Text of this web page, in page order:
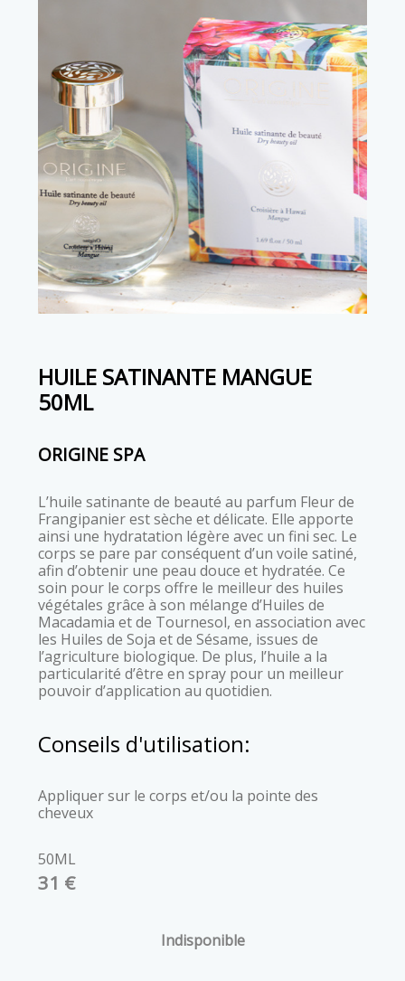
HUILE SATINANTE MANGUE
50ML
ORIGINE SPA
L’huile satinante de beauté au parfum Fleur de
Frangipanier est sèche et délicate. Elle apporte
ainsi une hydratation légère avec un fini sec. Le
corps se pare par conséquent d’un voile satiné,
afin d’obtenir une peau douce et hydratée. Ce
soin pour le corps offre le meilleur des huiles
végétales grâce à son mélange d’Huiles de
Macadamia et de Tournesol, en association avec
les Huiles de Soja et de Sésame, issues de
l’agriculture biologique. De plus, l’huile a la
particularité d’être en spray pour un meilleur
pouvoir d’application au quotidien.
Conseils d'utilisation:
Appliquer sur le corps et/ou la pointe des
cheveux
50ML
31 €
Indisponible